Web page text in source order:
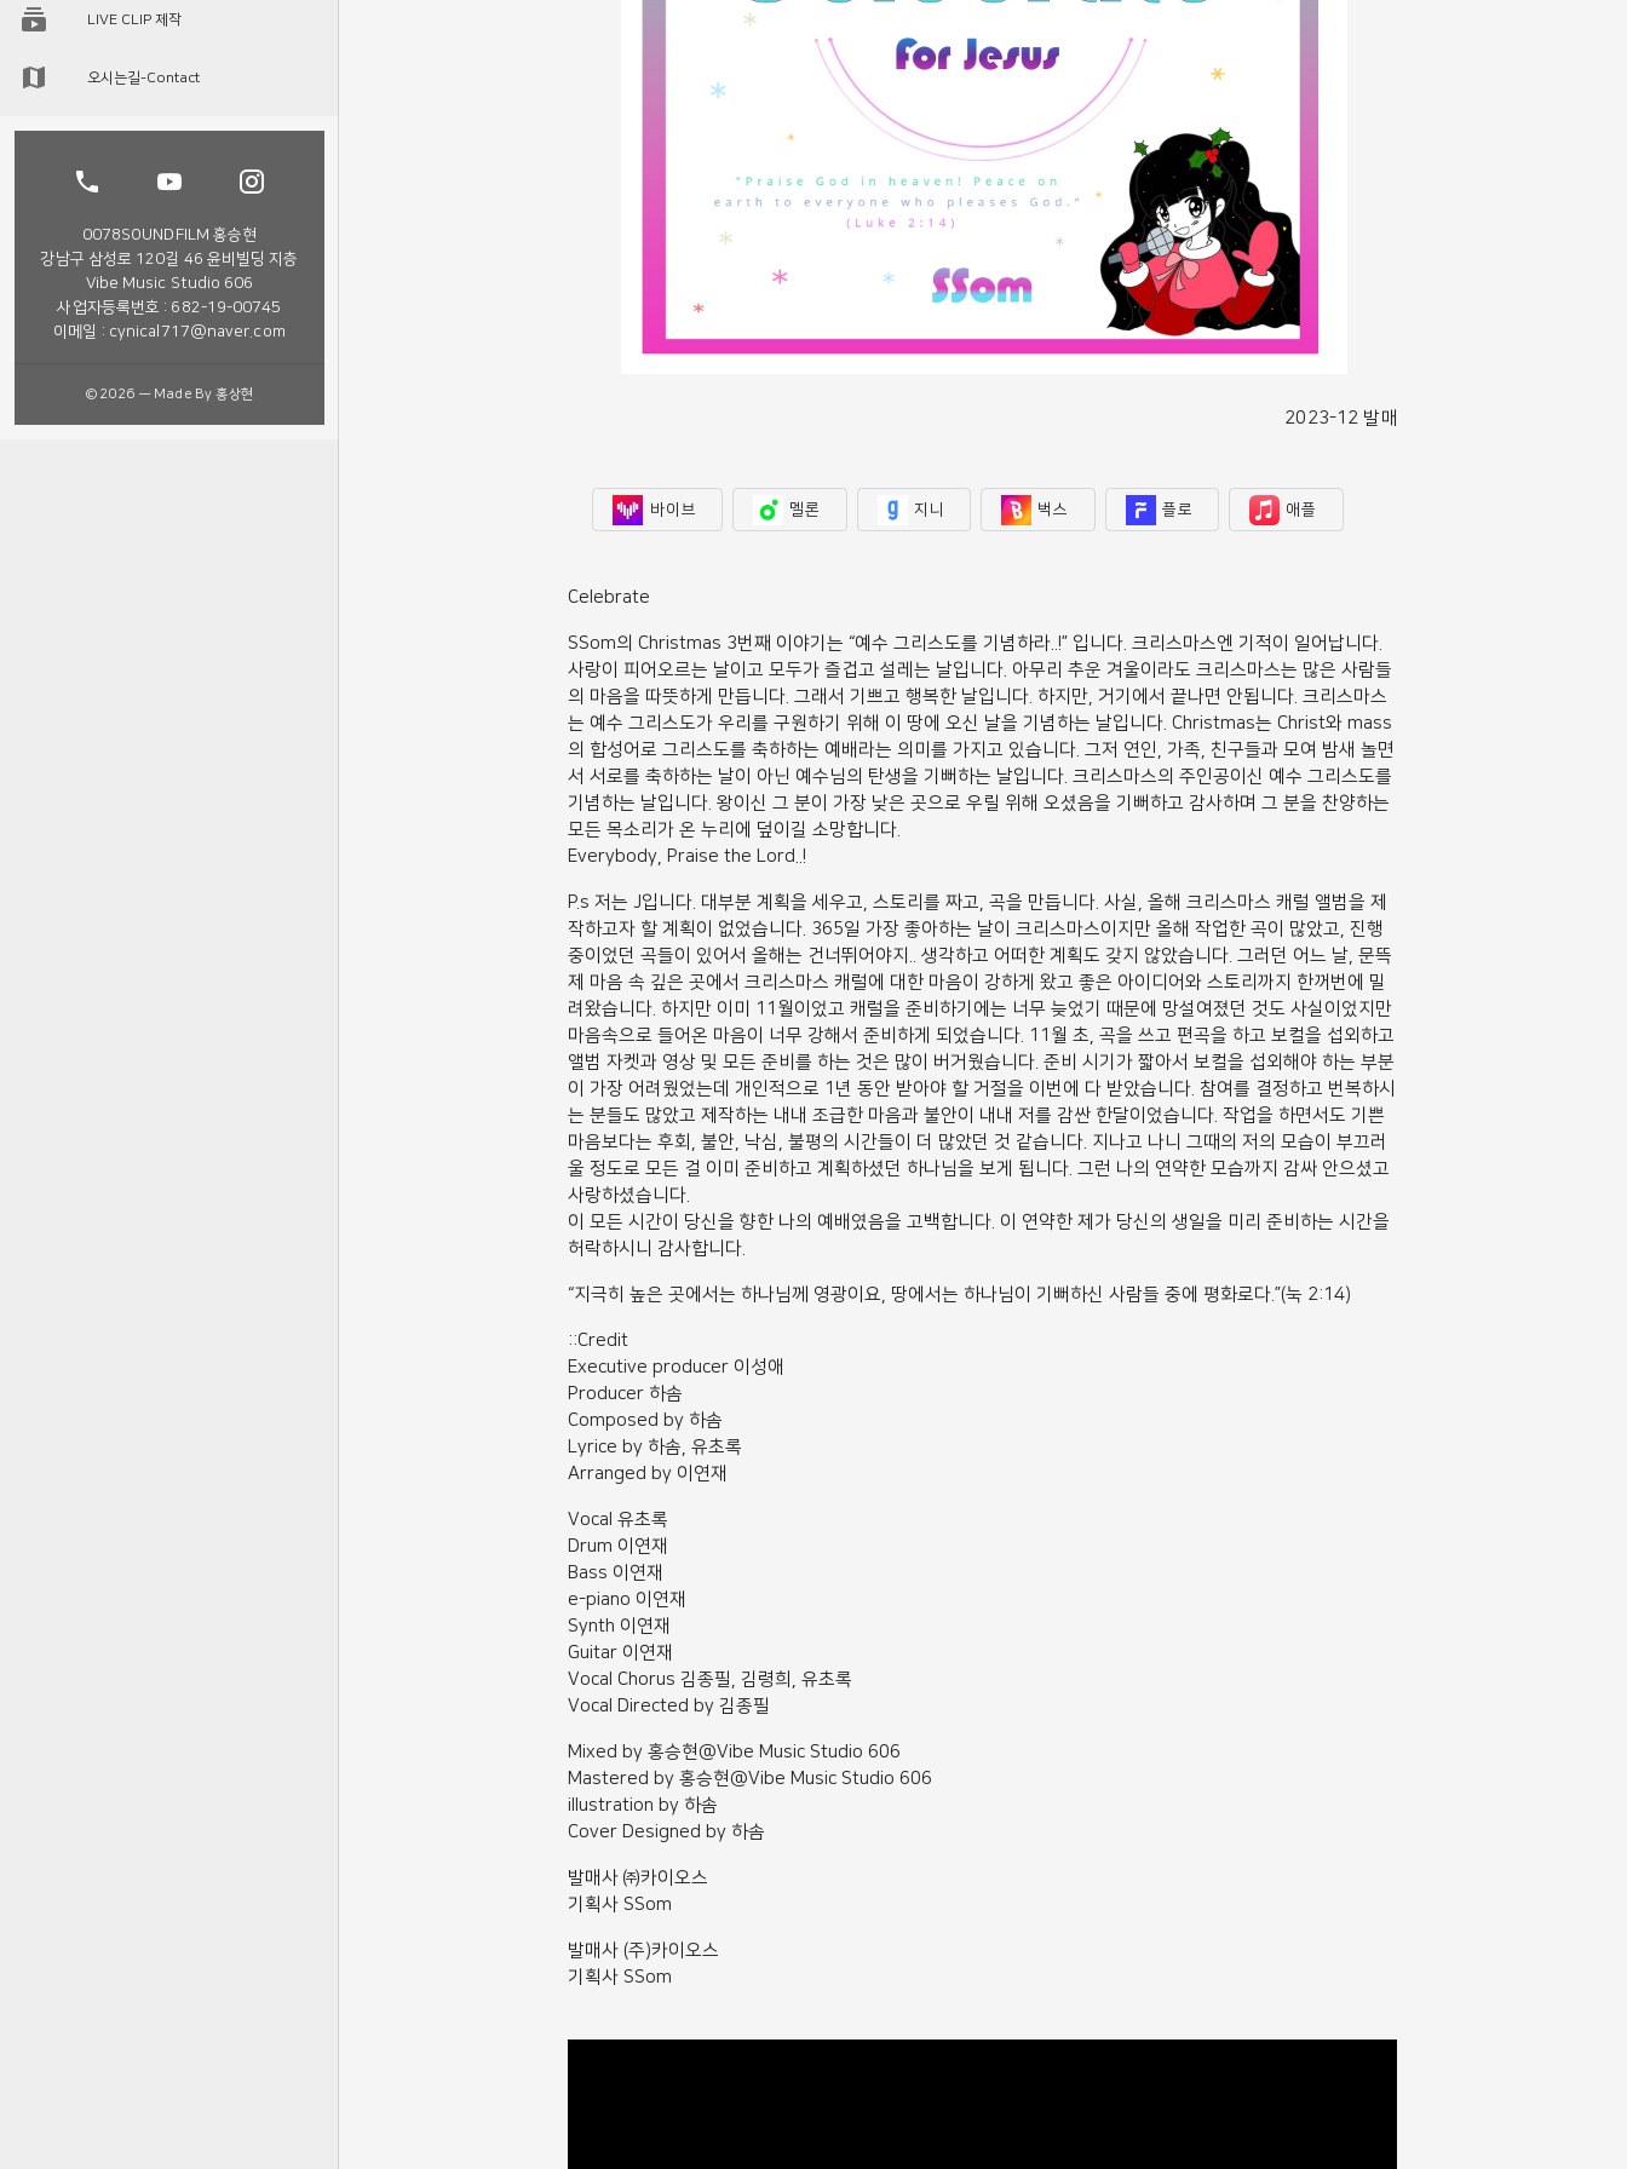
LIVE CLIP 제작
오시는길-Contact
0078SOUNDFILM 홍승현
강남구 삼성로 120길 46 윤비빌딩 지층
Vibe Music Studio 606
사업자등록번호 : 682-19-00745
이메일 : cynical717@naver.com
©2026 — Made By 홍상현
2023-12 발매
바이브 멜론 지니 벅스 플로 애플
Celebrate
SSom의 Christmas 3번째 이야기는 “예수 그리스도를 기념하라..!” 입니다. 크리스마스엔 기적이 일어납니다.
사랑이 피어오르는 날이고 모두가 즐겁고 설레는 날입니다. 아무리 추운 겨울이라도 크리스마스는 많은 사람들
의 마음을 따뜻하게 만듭니다. 그래서 기쁘고 행복한 날입니다. 하지만, 거기에서 끝나면 안됩니다. 크리스마스
는 예수 그리스도가 우리를 구원하기 위해 이 땅에 오신 날을 기념하는 날입니다. Christmas는 Christ와 mass
의 합성어로 그리스도를 축하하는 예배라는 의미를 가지고 있습니다. 그저 연인, 가족, 친구들과 모여 밤새 놀면
서 서로를 축하하는 날이 아닌 예수님의 탄생을 기뻐하는 날입니다. 크리스마스의 주인공이신 예수 그리스도를
기념하는 날입니다. 왕이신 그 분이 가장 낮은 곳으로 우릴 위해 오셨음을 기뻐하고 감사하며 그 분을 찬양하는
모든 목소리가 온 누리에 덮이길 소망합니다.
Everybody, Praise the Lord..!
P.s 저는 J입니다. 대부분 계획을 세우고, 스토리를 짜고, 곡을 만듭니다. 사실, 올해 크리스마스 캐럴 앨범을 제
작하고자 할 계획이 없었습니다. 365일 가장 좋아하는 날이 크리스마스이지만 올해 작업한 곡이 많았고, 진행
중이었던 곡들이 있어서 올해는 건너뛰어야지.. 생각하고 어떠한 계획도 갖지 않았습니다. 그러던 어느 날, 문뜩
제 마음 속 깊은 곳에서 크리스마스 캐럴에 대한 마음이 강하게 왔고 좋은 아이디어와 스토리까지 한꺼번에 밀
려왔습니다. 하지만 이미 11월이었고 캐럴을 준비하기에는 너무 늦었기 때문에 망설여졌던 것도 사실이었지만
마음속으로 들어온 마음이 너무 강해서 준비하게 되었습니다. 11월 초, 곡을 쓰고 편곡을 하고 보컬을 섭외하고
앨범 자켓과 영상 및 모든 준비를 하는 것은 많이 버거웠습니다. 준비 시기가 짧아서 보컬을 섭외해야 하는 부분
이 가장 어려웠었는데 개인적으로 1년 동안 받아야 할 거절을 이번에 다 받았습니다. 참여를 결정하고 번복하시
는 분들도 많았고 제작하는 내내 조급한 마음과 불안이 내내 저를 감싼 한달이었습니다. 작업을 하면서도 기쁜
마음보다는 후회, 불안, 낙심, 불평의 시간들이 더 많았던 것 같습니다. 지나고 나니 그때의 저의 모습이 부끄러
울 정도로 모든 걸 이미 준비하고 계획하셨던 하나님을 보게 됩니다. 그런 나의 연약한 모습까지 감싸 안으셨고
사랑하셨습니다.
이 모든 시간이 당신을 향한 나의 예배였음을 고백합니다. 이 연약한 제가 당신의 생일을 미리 준비하는 시간을
허락하시니 감사합니다.
“지극히 높은 곳에서는 하나님께 영광이요, 땅에서는 하나님이 기뻐하신 사람들 중에 평화로다.”(눅 2:14)
::Credit
Executive producer 이성애
Producer 하솜
Composed by 하솜
Lyrice by 하솜, 유초록
Arranged by 이연재
Vocal 유초록
Drum 이연재
Bass 이연재
e-piano 이연재
Synth 이연재
Guitar 이연재
Vocal Chorus 김종필, 김령희, 유초록
Vocal Directed by 김종필
Mixed by 홍승현@Vibe Music Studio 606
Mastered by 홍승현@Vibe Music Studio 606
illustration by 하솜
Cover Designed by 하솜
발매사 ㈜카이오스
기획사 SSom
발매사 (주)카이오스
기획사 SSom